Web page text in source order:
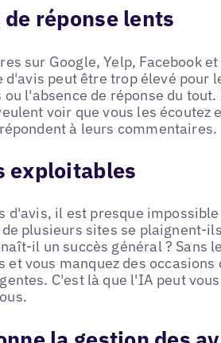
réponse lents
sur Google, Yelp, Facebook
peut être trop élevé pour
l'absence de réponse du
voir que vous les écoutez
à leurs commentaires.
exploitables
il est presque
plusieurs sites se plaignent-
il un succès général ? Sans
vous manquez des occasions
C'est là que l'IA peut